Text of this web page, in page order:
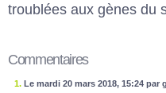
troublées aux gènes du
Commentaires
1. Le mardi 20 mars 2018, 15:24 par